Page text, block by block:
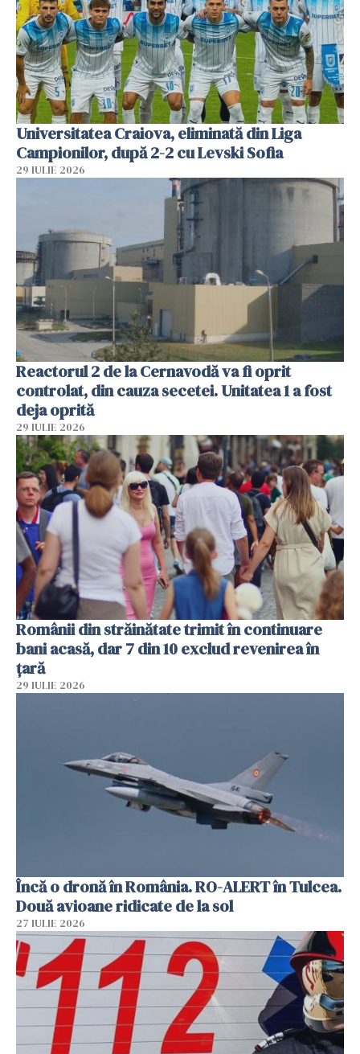
Universitatea Craiova, eliminată din Liga
Campionilor, după 2-2 cu Levski Sofia
29 IULIE 2026
Reactorul 2 de la Cernavodă va fi oprit
controlat, din cauza secetei. Unitatea 1 a fost
deja oprită
29 IULIE 2026
Românii din străinătate trimit în continuare
bani acasă, dar 7 din 10 exclud revenirea în
țară
29 IULIE 2026
Încă o dronă în România. RO-ALERT în Tulcea.
Două avioane ridicate de la sol
27 IULIE 2026